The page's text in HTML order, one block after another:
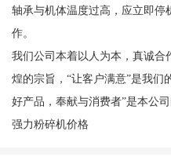
轴承与机体温度过高，应立即
作。
我们公司本着以人为本，真诚
煌的宗旨，“让客户满意”是我们
好产品，奉献与消费者”是本公司
强力粉碎机价格